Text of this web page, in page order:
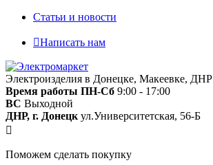
Статьи и новости
Написать нам
Электроизделия в Донецке, Макеевке, ДНР
Время работы ПН-Сб 9:00 - 17:00
ВС Выходной
ДНР, г. Донецк ул.Университетская, 56-Б
Поможем сделать покупку